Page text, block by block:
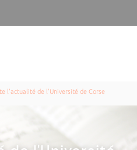
l'actualité de l'Université de Corse